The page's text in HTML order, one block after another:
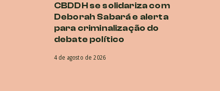
CBDDH se solidariza com
Deborah Sabará e alerta
para criminalização do
debate político
4 de agosto de 2026